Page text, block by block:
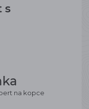
s
na kopce